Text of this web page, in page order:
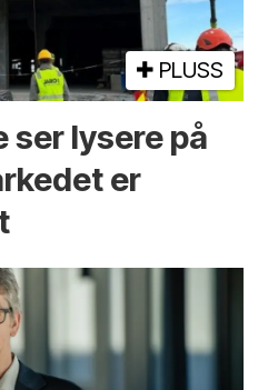
PLUSS
ser lysere på
er